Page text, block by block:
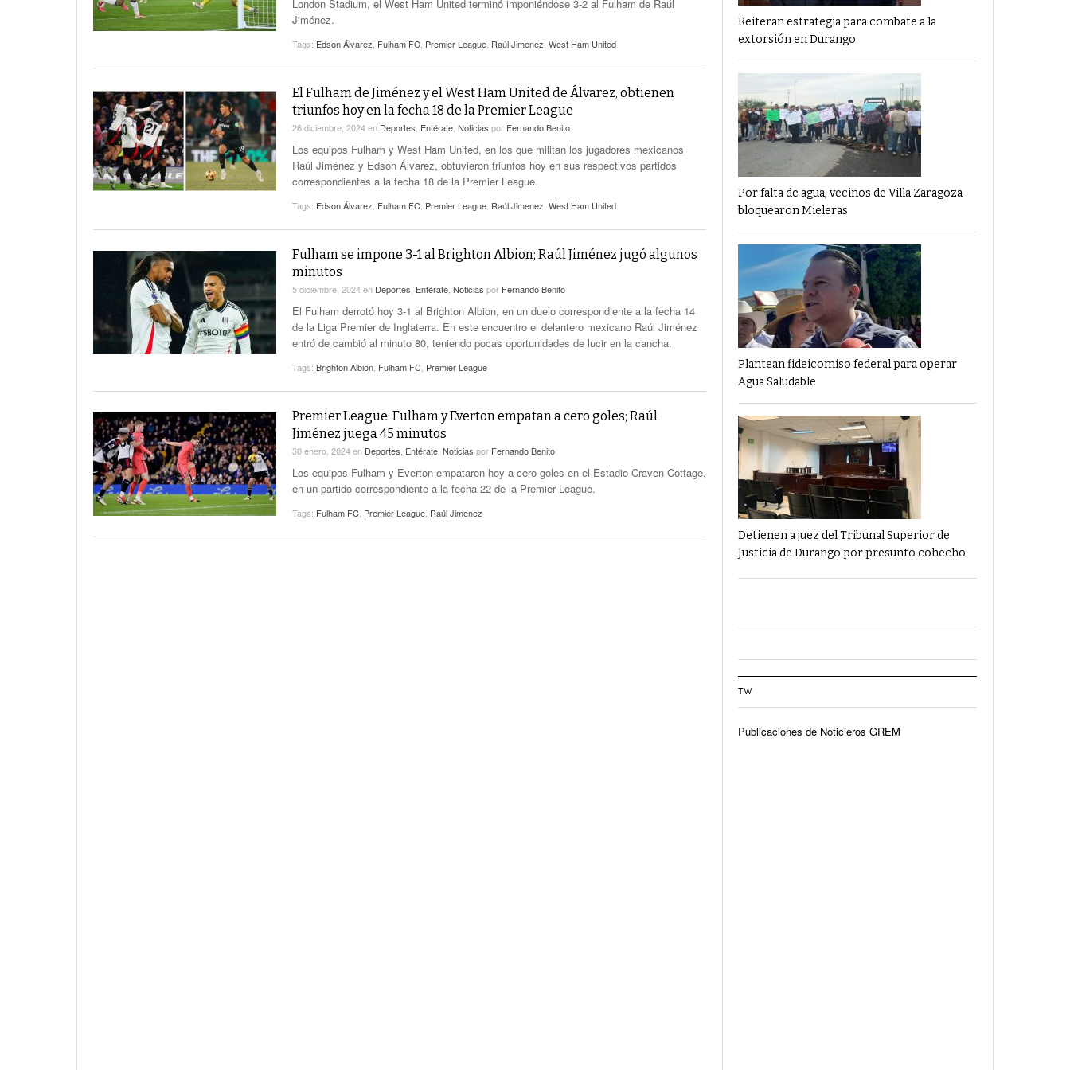
London Stadium, el West Ham United terminó imponiéndose 3-2 al Fulham de Raúl
Jiménez.
Tags: Edson Álvarez Fulham FC Premier League Raúl Jimenez West Ham United
El Fulham de Jiménez y el West Ham United de Álvarez, obtienen
triunfos hoy en la fecha 18 de la Premier League
26 diciembre, 2024en Deportes Entérate Noticias por Fernando Benito
Los equipos Fulham y West Ham United, en los que militan los jugadores mexicanos
Raúl Jiménez y Edson Álvarez, obtuvieron triunfos hoy en sus respectivos partidos
correspondientes a la fecha 18 de la Premier League.
Tags: Edson Álvarez Fulham FC Premier League Raúl Jimenez West Ham United
Fulham se impone 3-1 al Brighton Albion; Raúl Jiménez jugó algunos
minutos
5 diciembre, 2024en Deportes Entérate Noticias por Fernando Benito
El Fulham derrotó hoy 3-1 al Brighton Albion, en un duelo correspondiente a la fecha 14
de la Liga Premier de Inglaterra. En este encuentro el delantero mexicano Raúl Jiménez
entró de cambió al minuto 80, teniendo pocas oportunidades de lucir en la cancha.
Tags: Brighton Albion Fulham FC Premier League
Premier League: Fulham y Everton empatan a cero goles; Raúl
Jiménez juega 45 minutos
30 enero, 2024en Deportes Entérate Noticias por Fernando Benito
Los equipos Fulham y Everton empataron hoy a cero goles en el Estadio Craven Cottage,
en un partido correspondiente a la fecha 22 de la Premier League.
Tags: Fulham FC Premier League Raúl Jimenez
Reiteran estrategia para combate a la
extorsión en Durango
Por falta de agua, vecinos de Villa Zaragoza
bloquearon Mieleras
Plantean fideicomiso federal para operar
Agua Saludable
Detienen a juez del Tribunal Superior de
Justicia de Durango por presunto cohecho
TW
Publicaciones de Noticieros GREM